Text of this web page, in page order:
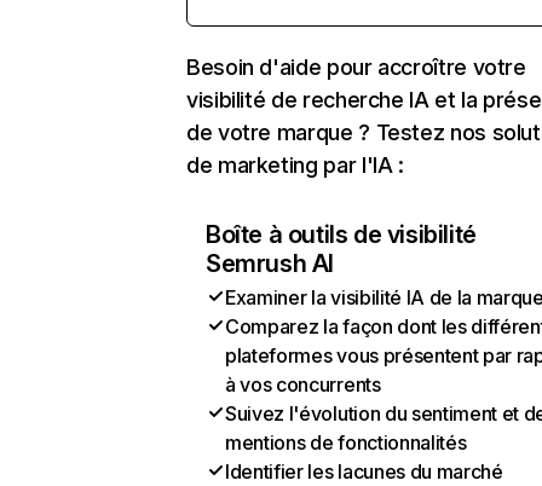
Besoin d'aide pour accroître votre
visibilité de recherche IA et la
de votre marque ? Testez nos
de marketing par l'IA :
Boîte à outils de visibilité
Semrush AI
Examiner la visibilité IA de la
Comparez la façon dont les
plateformes vous présentent par
à vos concurrents
Suivez l'évolution du sentiment et
mentions de fonctionnalités
Identifier les lacunes du marché